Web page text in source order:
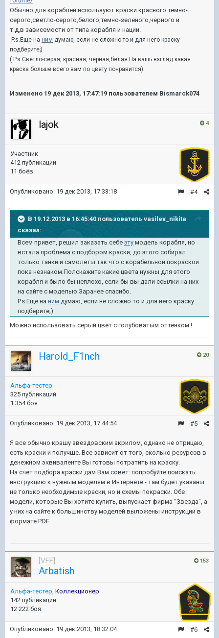
Обычно для кораблей используют краски красного.темно-
серого,светло-серого,белого,темно-зеленого,чёрного и
т.д,в зависемости от типа корабля и нации.
P.s.Еще на ним думаю, если не сложно то и для него краску
подберите;)
( P.s.Светло-серая, красная, чёрная,белая.На вашь взгляд какая
краска больше всего вам по цвету понравится)
Изменено 19 дек 2013, 17:47:19 пользователем Bismarck074
4
lajok
Участник
412 публикации
11 боёв
#4
Опубликовано: 19 дек 2013, 17:33:18
В 19.12.2013 в 16:45:40 пользователь vasilev_nikita
сказал:
Всем привет, решил заказать себе эту модель корабля, но
встала проблема с подбором краски, до этого собирал
только танки и самолеты так что с корабельной покраской
пока незнаком.Полскажите какие цвета нужны для этого
корабля и было бы неплохо, если бы вы дали ссылки на них
на сайте с моделью.Заранее спасибо.
P.s.Еще на ним думаю, если не сложно то и для него краску
подберите;)
Можно использовать серый цвет с голубоватым оттенком !
20
Harold_F1nch
Альфа-тестер
325 публикаций
1 354 боя
#5
Опубликовано: 19 дек 2013, 17:44:54
Я все обычно крашу звездовским акрилом, однако не отрицаю,
есть краски и получше. Все зависит от того, сколько ресурсов в
денежном эквиваленте Вы готовы потратить на краску.
На счет подбора краски дам Вам совет: попробуйте поискать
инструкцию к нужным моделям в Интернете - там будет указаны
не только необходимые краски, но и схемы покраски. Обе
модели, которые Вы хотите купить, выпускает фирма "Звезда", а
у них на сайте к большинству моделей выложены инструкции в
формате PDF.
153
[VFF]
Arbatish
Альфа-тестер, Коллекционер
142 публикации
12 222 боя
#6
Опубликовано: 19 дек 2013, 18:32:04